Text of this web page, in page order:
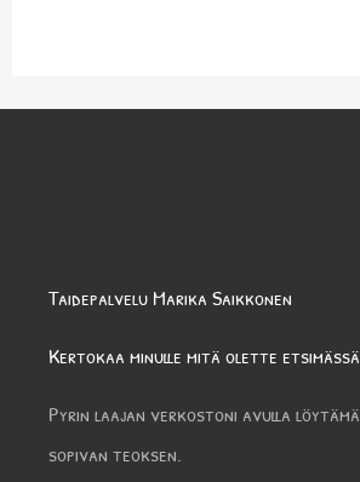
Taidepalvelu Marika Saikkonen
Kertokaa minulle mitä olette
Pyrin laajan verkostoni avulla
sopivan teoksen.